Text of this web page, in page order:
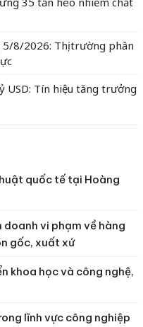
5/8/2026: Thị trường phân
USD: Tín hiệu tăng trưởng
quốc tế tại Hoàng
doanh vi phạm về hàng
gốc, xuất xứ
khoa học và công nghệ,
lĩnh vực công nghiệp